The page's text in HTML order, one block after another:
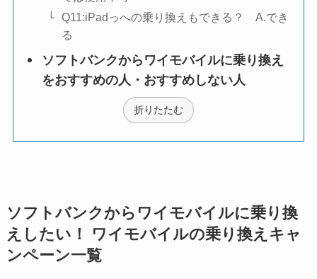
Q11:iPadっへの乗り換えもできる？ A.でき
る
ソフトバンクからワイモバイルに乗り換え
をおすすめの人・おすすめしない人
折りたたむ
ソフトバンクからワイモバイルに乗り換
えしたい！ ワイモバイルの乗り換えキャ
ンペーン一覧